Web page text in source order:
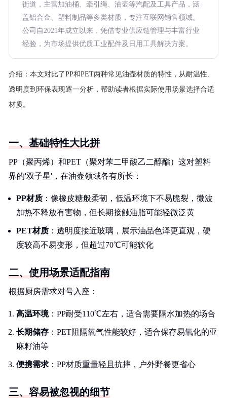
街道，主营加油桶、牵引绳、油壶等汽配及工具产品，涵
盖铝合金、塑料制品等多类材质，专注互联网销售领域。
公司自2021年成立以来，凭借专业供应链管理与丰富行业
经验，为市场提供优质工业配件及日用工具解决方案。
介绍： 本文对比了PP和PET两种常见油壶材质的特性，从耐温性、
透明度到环保表现逐一分析，帮助读者根据实际使用场景选择合适
材质。
一、基础特性大比拼
PP（聚丙烯）和PET（聚对苯二甲酸乙二醇酯）这对塑料
界的'双子星'，在油壶领域各有所长：
PP材质 ：像橡皮糖般柔韧，低温环境下不易脆裂，微波
加热不释放有害物，但长期接触油脂可能轻微泛黄
PET材质 ：透明度接近玻璃，展示油品色泽更直观，硬
度较高不易变形，但超过70℃可能软化
二、使用场景适配指南
根据厨房需求对号入座：
高温环境：PP耐受110℃左右，适合需要隔水加热的场合
长期储存 ：PET阻隔氧气性能较好，适合保存易氧化的亚
麻籽油等
便携需求 ：PP材质重量轻且抗摔，户外野餐更省心
三、容易被忽视的细节